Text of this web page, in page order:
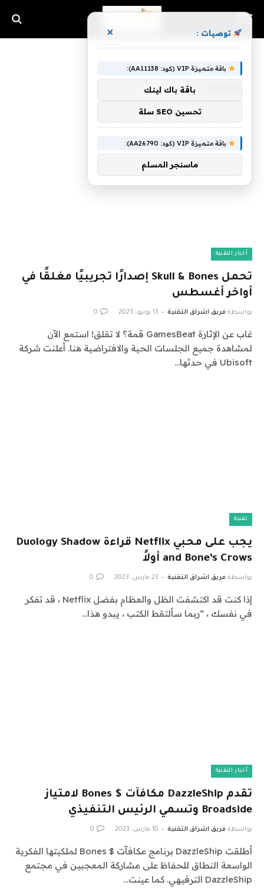
أخبار التقنية
تحمل Skull & Bones إصدارًا تجريبيًا مغلقًا في
أواخر أغسطس
بواسطة فريق اشراق التقنية 13 يونيو، 2023 0
غاب عن الإثارة GamesBeat قمة؟ لا تقلق! استمع الآن
لمشاهدة جميع الجلسات الحية والافتراضية هنا. أعلنت شركة
Ubisoft في حدثها…
تقنية
يجب على محبي Netflix قراءة Duology Shadow
and Bone’s Crows أولاً
بواسطة فريق اشراق التقنية 23 مارس، 2023 0
إذا كنت قد اكتشفت الظل والعظام بفضل Netflix ، قد تفكر
في نفسك ، “ربما سألتقط الكتب ، يبدو هذا…
أخبار التقنية
تقدم DazzleShip مكافآت $ Bones لامتياز
Broadside وتسمي الرئيس التنفيذي
بواسطة فريق اشراق التقنية 10 مارس، 2023 0
أطلقت DazzleShip برنامج مكافآت $ Bones لملكيتها الفكرية
الواسعة النطاق للحفاظ على مشاركة المعجبين في مجتمع
DazzleShip الترفيهي. كما عينت…
توصيات : ×
باقة متميزة VIP (كود: AA11138):
باقة باك لينك
تحسين SEO سلة
باقة متميزة VIP (كود: AA26790):
ماسنجر المسلم